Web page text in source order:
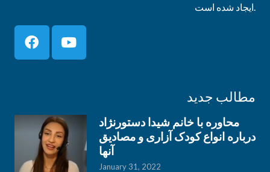
ایجاد شده است.
مطالب جدید
محاوره با خانم شیدا دستورنژاد
درباره انواع کودک آزاری و مصادیق
آنها
January 31, 2022